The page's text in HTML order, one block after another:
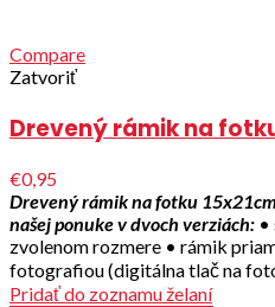
Compare
Zatvoriť
Drevený rámik na
€0,95
Drevený rámik na fotku
našej ponuke v dvoch verziách: •
zvolenom rozmere • rámik
fotografiou (digitálna tlač na
Pridať do zoznamu želaní